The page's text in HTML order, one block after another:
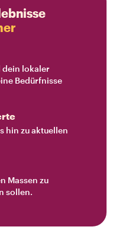
dein lokaler
Bedürfnisse
hin zu aktuellen
Massen zu
sollen.